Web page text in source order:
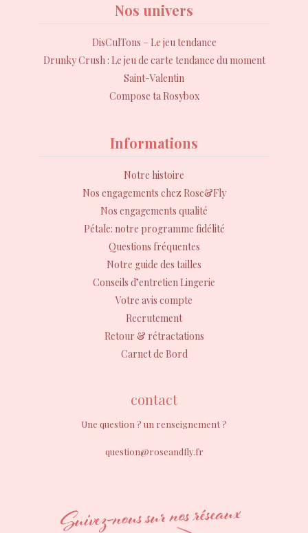
Nos univers
DisCulTons – Le jeu tendance
Drunky Crush : Le jeu de carte tendance du moment
Saint-Valentin
Compose ta Rosybox
Informations
Notre histoire
Nos engagements chez Rose&Fly
Nos engagements qualité
Pétale: notre programme fidélité
Questions fréquentes
Notre guide des tailles
Conseils d’entretien Lingerie
Votre avis compte
Recrutement
Retour & rétractations
Carnet de Bord
contact
Une question ? un renseignement ?
question@roseandfly.fr